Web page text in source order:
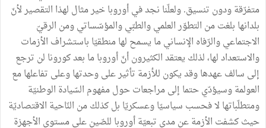
متفرّقة ودون تنسيق. ولعلّنا نجد في أوروبا خير مثال لهذا التقصير لأنّ
بلدانها بلغت من التطوّر العلمي والطبّي والمؤسّساتي ومن الرقيّ
الاجتماعي والرّفاه الإنساني ما يسمح لها منطقيّا باستشراف الأزمات
والاستعداد لها، لذلك يعتقد الكثيرون أنّ أوروبا ما بعد كورونا لن ترجع
إلى سالف عهدها وقد يكون للأزمة تأثير على وحدتها وعلى تفاعلها مع
العولمة وسيؤدّي حتما إلى مراجعات حول مفهوم السّيادة الوطنيّة
ومتطلّباتها لا فحسب سياسيّا وعسكريّا بل كذلك من النّاحية الاقتصاديّة
حيث كشفت الأزمة عن مدى تبعيّة أوروبا للصّين على مستوى الأجهزة